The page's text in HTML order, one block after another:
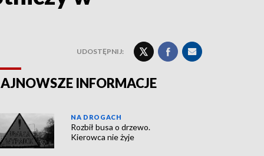
UDOSTĘPNIJ:
INFORMACJE
NA DROGACH
Rozbił busa o drzewo.
Kierowca nie żyje